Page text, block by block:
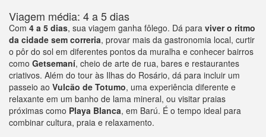
Viagem média: 4 a 5 dias
Com 4 a 5 dias, sua viagem ganha fôlego. Dá para viver o ritmo
da cidade sem correria, provar mais da gastronomia local, curtir
o pôr do sol em diferentes pontos da muralha e conhecer bairros
como Getsemaní, cheio de arte de rua, bares e restaurantes
criativos. Além do tour às Ilhas do Rosário, dá para incluir um
passeio ao Vulcão de Totumo, uma experiência diferente e
relaxante em um banho de lama mineral, ou visitar praias
próximas como Playa Blanca, em Barú. É o tempo ideal para
combinar cultura, praia e relaxamento.